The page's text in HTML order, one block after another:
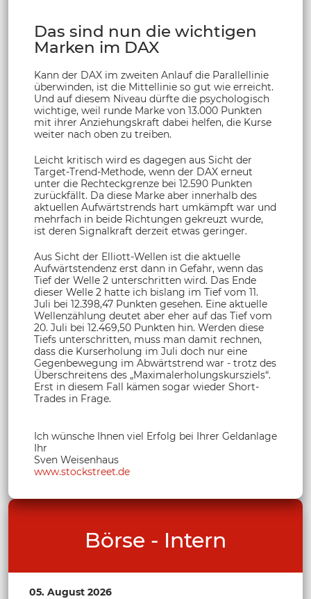
Das sind nun die wichtigen
Marken im DAX
Kann der DAX im zweiten Anlauf die Parallellinie
überwinden, ist die Mittellinie so gut wie erreicht.
Und auf diesem Niveau dürfte die psychologisch
wichtige, weil runde Marke von 13.000 Punkten
mit ihrer Anziehungskraft dabei helfen, die Kurse
weiter nach oben zu treiben.
Leicht kritisch wird es dagegen aus Sicht der
Target-Trend-Methode, wenn der DAX erneut
unter die Rechteckgrenze bei 12.590 Punkten
zurückfällt. Da diese Marke aber innerhalb des
aktuellen Aufwärtstrends hart umkämpft war und
mehrfach in beide Richtungen gekreuzt wurde,
ist deren Signalkraft derzeit etwas geringer.
Aus Sicht der Elliott-Wellen ist die aktuelle
Aufwärtstendenz erst dann in Gefahr, wenn das
Tief der Welle 2 unterschritten wird. Das Ende
dieser Welle 2 hatte ich bislang im Tief vom 11.
Juli bei 12.398,47 Punkten gesehen. Eine aktuelle
Wellenzählung deutet aber eher auf das Tief vom
20. Juli bei 12.469,50 Punkten hin. Werden diese
Tiefs unterschritten, muss man damit rechnen,
dass die Kurserholung im Juli doch nur eine
Gegenbewegung im Abwärtstrend war - trotz des
Überschreitens des „Maximalerholungskursziels“.
Erst in diesem Fall kämen sogar wieder Short-
Trades in Frage.
Ich wünsche Ihnen viel Erfolg bei Ihrer Geldanlage
Ihr
Sven Weisenhaus
www.stockstreet.de
Börse - Intern
05. August 2026